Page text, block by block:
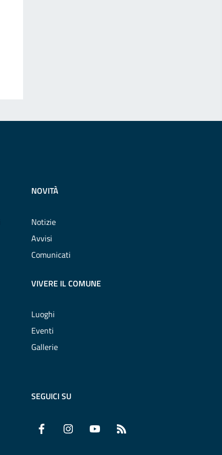
NOVITÀ
Notizie
Avvisi
Comunicati
VIVERE IL COMUNE
Luoghi
Eventi
Gallerie
SEGUICI SU
Facebook InstagramYouTube